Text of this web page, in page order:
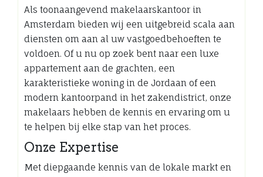
Als toonaangevend makelaarskantoor in
Amsterdam bieden wij een uitgebreid scala aan
diensten om aan al uw vastgoedbehoeften te
voldoen. Of u nu op zoek bent naar een luxe
appartement aan de grachten, een
karakteristieke woning in de Jordaan of een
modern kantoorpand in het zakendistrict, onze
makelaars hebben de kennis en ervaring om u
te helpen bij elke stap van het proces.
Onze Expertise
Met diepgaande kennis van de lokale markt en